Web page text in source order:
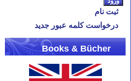
ثبت نام
درخواست کلمه عبور جدید
Books & Bücher